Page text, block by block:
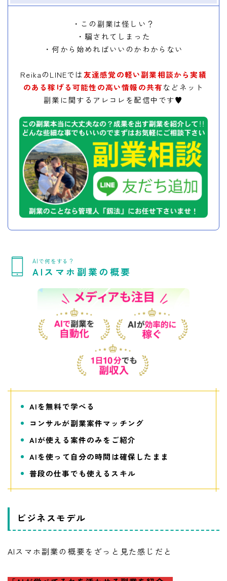
・この副業は怪しい？
・騙されてしまった
・何から始めればいいのかわからない
ReikaのLINEでは友達感覚の軽い副業相談から実績
のある稼げる可能性の高い情報の共有などネット
副業に関するアレコレを配信中です♥
AIで何をする？
AIスマホ副業の概要
AIを無料で学べる
コンサルが副業案件マッチング
AIが使える案件のみをご紹介
AIを使って自分の時間は確保したまま
普段の仕事でも使えるスキル
ビジネスモデル
AIスマホ副業の概要をざっと見た感じだと